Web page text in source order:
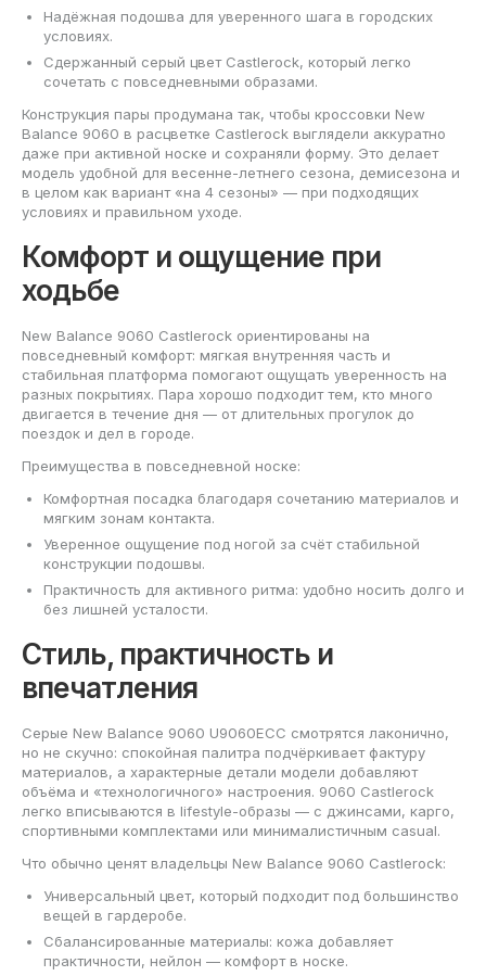
Надёжная подошва для уверенного шага в городских
условиях.
Сдержанный серый цвет Castlerock, который легко
сочетать с повседневными образами.
Конструкция пары продумана так, чтобы кроссовки New
Balance 9060 в расцветке Castlerock выглядели аккуратно
даже при активной носке и сохраняли форму. Это делает
модель удобной для весенне-летнего сезона, демисезона и
в целом как вариант «на 4 сезоны» — при подходящих
условиях и правильном уходе.
Комфорт и ощущение при
ходьбе
New Balance 9060 Castlerock ориентированы на
повседневный комфорт: мягкая внутренняя часть и
стабильная платформа помогают ощущать уверенность на
разных покрытиях. Пара хорошо подходит тем, кто много
двигается в течение дня — от длительных прогулок до
поездок и дел в городе.
Преимущества в повседневной носке:
Комфортная посадка благодаря сочетанию материалов и
мягким зонам контакта.
Уверенное ощущение под ногой за счёт стабильной
конструкции подошвы.
Практичность для активного ритма: удобно носить долго и
без лишней усталости.
Стиль, практичность и
впечатления
Серые New Balance 9060 U9060ECC смотрятся лаконично,
но не скучно: спокойная палитра подчёркивает фактуру
материалов, а характерные детали модели добавляют
объёма и «технологичного» настроения. 9060 Castlerock
легко вписываются в lifestyle-образы — с джинсами, карго,
спортивными комплектами или минималистичным casual.
Что обычно ценят владельцы New Balance 9060 Castlerock:
Универсальный цвет, который подходит под большинство
вещей в гардеробе.
Сбалансированные материалы: кожа добавляет
практичности, нейлон — комфорт в носке.